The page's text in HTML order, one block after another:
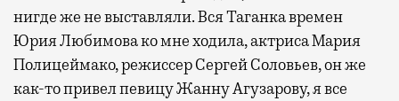
нигде же не выставляли. Вся Таганка времен
Юрия Любимова ко мне ходила, актриса Мария
Полицеймако, режиссер Сергей Соловьев, он же
как-то привел певицу Жанну Агузарову, я все